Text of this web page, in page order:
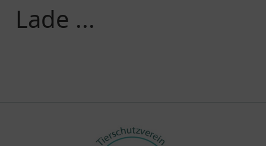
Lade ...